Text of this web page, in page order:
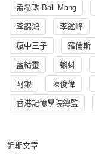
孟希璘 Ball Mang
李錦鴻 李鑑峰
瘋中三子 羅倫斯
藍精靈 蝌蚪
阿銀 陳俊偉
香港記憶學院總監
近期文章